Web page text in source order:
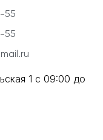
55
55
1 с 09:00 до